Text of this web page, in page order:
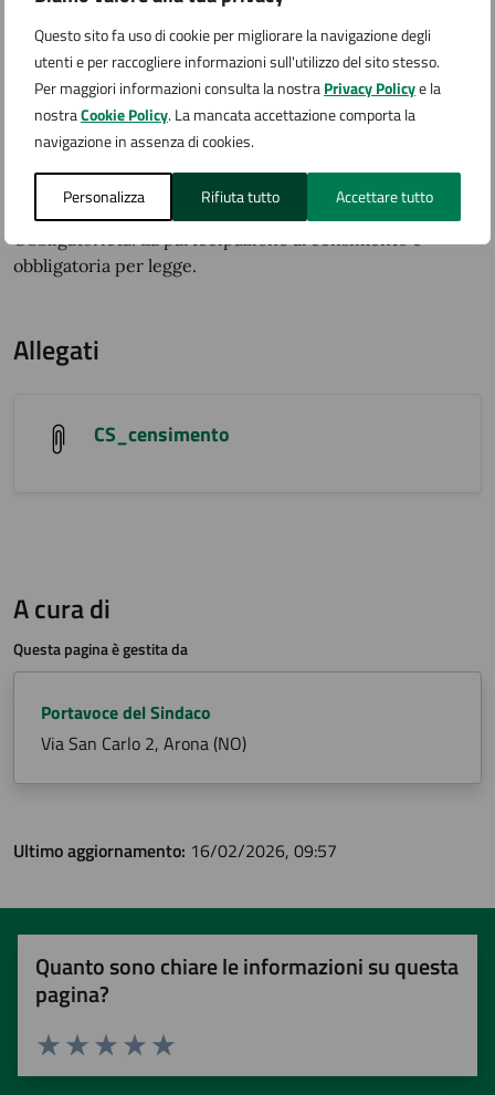
Questo sito fa uso di cookie per migliorare la navigazione degli
utenti e per raccogliere informazioni sull'utilizzo del sito stesso.
Per maggiori informazioni consulta la nostraPrivacy Policye la
nostraCookie Policy. La mancata accettazione comporta la
navigazione in assenza di cookies.
Personalizza Rifiuta tutto Accettare tutto
volta arrivata la lettera a casa o altri
chiarimenti/segnalazioni, o per la compilazione stessa
del questionario) e la seguente mail: tel. 0322 231235
censimento@comune.arona.no.it
L’Ufficio di riferimento a cui chiedere informazioni è
l’ufficio ANAGRAFE.
Obbligatorietà: La partecipazione al censimento è
obbligatoria per legge.
Allegati
CS_censimento
A cura di
Questa pagina è gestita da
Portavoce del Sindaco
Via San Carlo 2, Arona (NO)
Ultimo aggiornamento: 16/02/2026, 09:57
Quanto sono chiare le informazioni su questa
pagina?
Valuta 5 stelle su 5
Valuta 4 stelle su 5
Valuta 3 stelle su 5
Valuta 2 stelle su 5
Valuta 1 stelle su 5